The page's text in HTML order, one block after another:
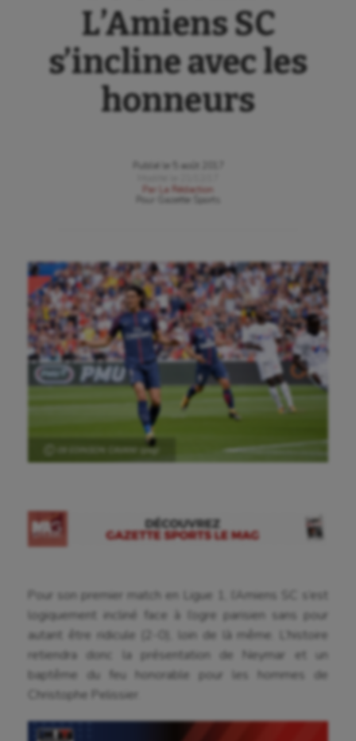
L’Amiens SC
s’incline avec les
honneurs
Publié le
5 août 2017
Par
La Rédaction
Gazette Sports
Ⓒ 09 EDINSON CAVANI (psg)
Pour son premier match en Ligue 1, l’Amiens SC s’est
logiquement incliné face à l’ogre parisien sans pour
autant être ridicule (2-0), loin de là même. L’histoire
retiendra donc la présentation de Neymar et un
baptême du feu honorable pour les hommes de
Christophe Pelissier.